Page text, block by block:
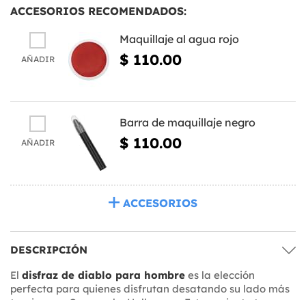
ACCESORIOS RECOMENDADOS:
AÑADIR
Maquillaje al agua rojo
$ 110.00
AÑADIR
Barra de maquillaje negro
$ 110.00
ACCESORIOS
DESCRIPCIÓN
El disfraz de diablo para hombre es la elección
perfecta para quienes disfrutan desatando su lado más